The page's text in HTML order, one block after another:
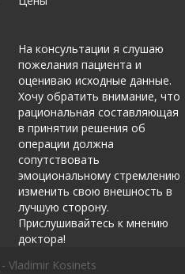
На консультации я слушаю
пожелания пациента и
оцениваю исходные данные.
Хочу обратить внимание, что
рациональная составляющая
в принятии решения об
операции должна
сопутствовать
эмоциональному стремлению
изменить свою внешность в
лучшую сторону.
Прислушивайтесь к мнению
доктора!
Vladimir Kosinets